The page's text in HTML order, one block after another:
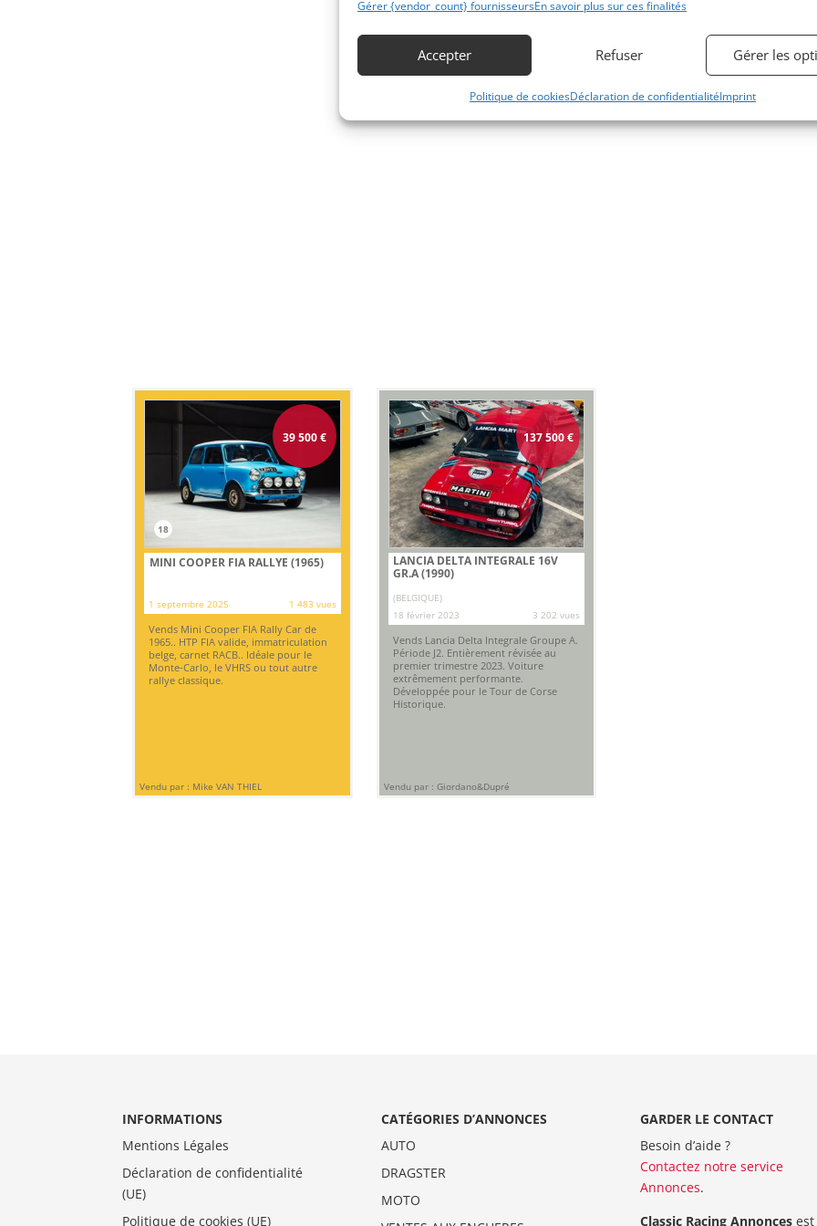
Gérer {vendor_count} fournisseursEn savoir plus sur ces finalités
Accepter Refuser Gérer les
Politique de cookiesDéclaration de confidentialitéImprint
39 500€
18
MINI COOPER FIA RALLYE (1965)
1 septembre 2025 1 483 vues
Vends Mini Cooper FIA Rally Car de
1965.. HTP FIA valide, immatriculation
belge, carnet RACB.. Idéale pour le
Monte-Carlo, le VHRS ou tout autre
rallye classique.
Vendu par : Mike VAN THIEL
137 500€
LANCIA DELTA INTEGRALE 16V
GR.A (1990)
(BELGIQUE)
18 février 2023
3 202 vues
Vends Lancia Delta Integrale Groupe A.
Période J2. Entièrement révisée au
premier trimestre 2023. Voiture
extrêmement performante.
Développée pour le Tour de Corse
Historique.
Vendu par : Giordano&Dupré
INFORMATIONS
Mentions Légales
Déclaration de confidentialité
(UE)
Politique de cookies (UE)
CATÉGORIES D’ANNONCES
AUTO
DRAGSTER
MOTO
GARDER LE CONTACT
Besoin d’aide ?
Contactez notre service
Annonces.
Classic Racing Annoncesest